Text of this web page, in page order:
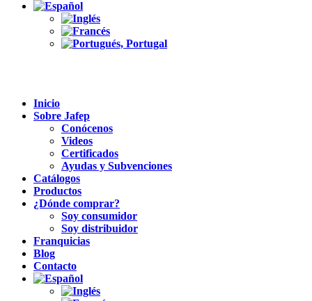
Inicio
Sobre Jafep
Conócenos
Videos
Certificados
Ayudas y Subvenciones
Catálogos
Productos
¿Dónde comprar?
Soy consumidor
Soy distribuidor
Franquicias
Blog
Contacto